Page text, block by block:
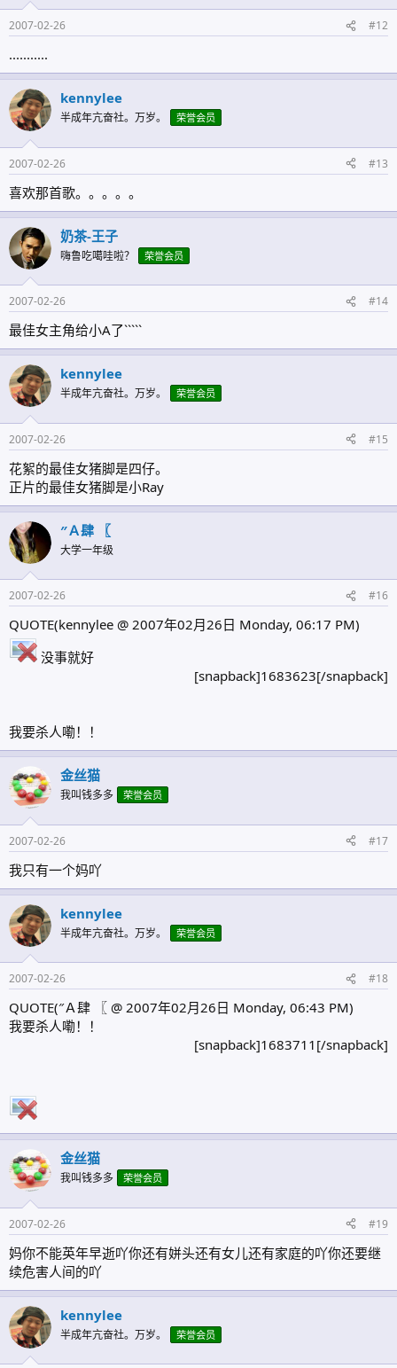
2007-02-26 #12
...........
kennylee
半成年亢奋社。万岁。 荣誉会员
2007-02-26 #13
喜欢那首歌。。。。。
奶茶-王子
嗨鲁吃噶哇啦？ 荣誉会员
2007-02-26 #14
最佳女主角给小A了`````
kennylee
半成年亢奋社。万岁。 荣誉会员
2007-02-26 #15
花絮的最佳女猪脚是四仔。
正片的最佳女猪脚是小Ray
″Ａ肆 〖
大学一年级
2007-02-26 #16
QUOTE(kennylee @ 2007年02月26日 Monday, 06:17 PM)
没事就好
[snapback]1683623[/snapback]​
我要杀人嘞！！
金丝猫
我叫钱多多 荣誉会员
2007-02-26 #17
我只有一个妈吖
kennylee
半成年亢奋社。万岁。 荣誉会员
2007-02-26 #18
QUOTE(″Ａ肆 〖 @ 2007年02月26日 Monday, 06:43 PM)
我要杀人嘞！！
[snapback]1683711[/snapback]​
金丝猫
我叫钱多多 荣誉会员
2007-02-26 #19
妈你不能英年早逝吖你还有姘头还有女儿还有家庭的吖你还要继
续危害人间的吖
kennylee
半成年亢奋社。万岁。 荣誉会员